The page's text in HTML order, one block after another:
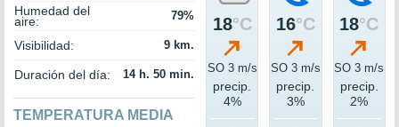
Humedad del
aire: 79%
Visibilidad: 9 km.
Duración del día: 14 h. 50 min.
TEMPERATURA MEDIA
18°C
SO 3 m/s
precip.
4%
16°C
SO 3 m/s
precip.
3%
18°C
SO 3 m/s
precip.
2%